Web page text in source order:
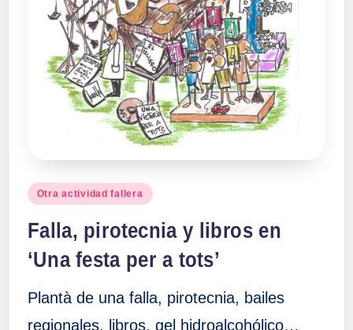
Publicado
Otra actividad fallera
Falla, pirotecnia y libros en
‘Una festa per a tots’
Plantà de una falla, pirotecnia, bailes
regionales, libros, gel hidroalcohólico…